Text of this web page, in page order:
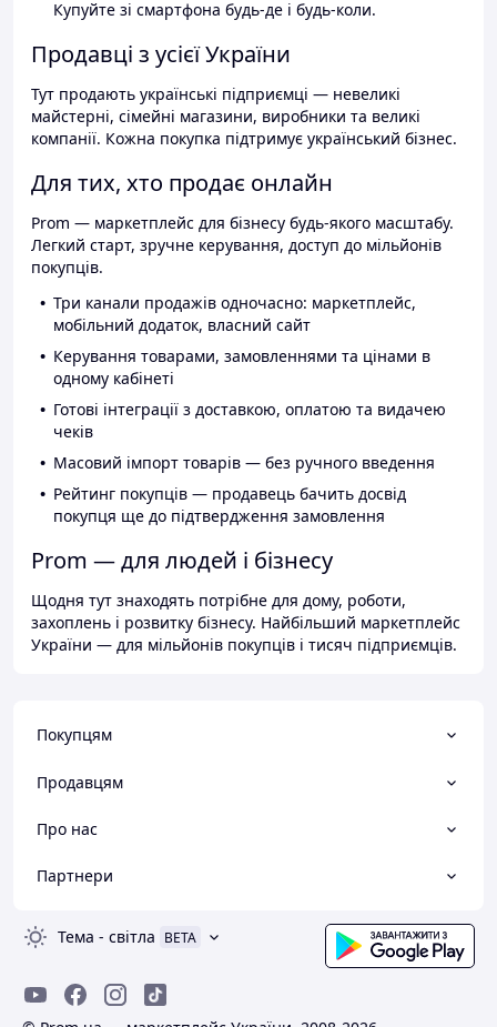
Купуйте зі смартфона будь-де і будь-коли.
Продавці з усієї України
Тут продають українські підприємці — невеликі
майстерні, сімейні магазини, виробники та великі
компанії. Кожна покупка підтримує український бізнес.
Для тих, хто продає онлайн
Prom — маркетплейс для бізнесу будь-якого масштабу.
Легкий старт, зручне керування, доступ до мільйонів
покупців.
Три канали продажів одночасно: маркетплейс,
мобільний додаток, власний сайт
Керування товарами, замовленнями та цінами в
одному кабінеті
Готові інтеграції з доставкою, оплатою та видачею
чеків
Масовий імпорт товарів — без ручного введення
Рейтинг покупців — продавець бачить досвід
покупця ще до підтвердження замовлення
Prom — для людей і бізнесу
Щодня тут знаходять потрібне для дому, роботи,
захоплень і розвитку бізнесу. Найбільший маркетплейс
України — для мільйонів покупців і тисяч підприємців.
Покупцям
Продавцям
Про нас
Партнери
Тема - світла BETA